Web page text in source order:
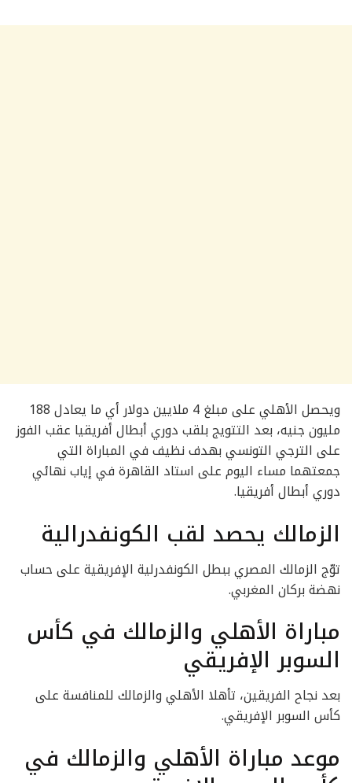
ويحصل الأهلي على مبلغ 4 ملايين دولار أي ما يعادل 188
مليون جنيه، بعد التتويج بلقب دوري أبطال أفريقيا عقب الفوز
على الترجي التونسي بهدف نظيف في المباراة التي
جمعتهما مساء اليوم على استاد القاهرة في إياب نهائي
دوري أبطال أفريقيا.
الزمالك يحصد لقب الكونفدرالية
توّج الزمالك المصري ببطل الكونفدرلية الإفريقية على حساب
نهضة بركان المغربي.
مباراة الأهلي والزمالك في كأس
السوبر الإفريقي
بعد نجاح الفريقين، تأهلا الأهلي والزمالك للمنافسة على
كأس السوبر الإفريقي.
موعد مباراة الأهلي والزمالك في